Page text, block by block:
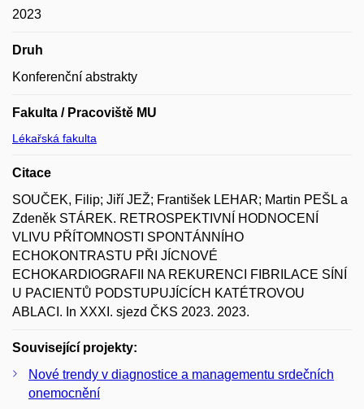
2023
Druh
Konferenční abstrakty
Fakulta / Pracoviště MU
Lékařská fakulta
Citace
SOUČEK, Filip; Jiří JEŽ; František LEHAR; Martin PEŠL a
Zdeněk STÁREK. RETROSPEKTIVNÍ HODNOCENÍ
VLIVU PŘÍTOMNOSTI SPONTÁNNÍHO
ECHOKONTRASTU PŘI JÍCNOVÉ
ECHOKARDIOGRAFII NA REKURENCI FIBRILACE SÍNÍ
U PACIENTŮ PODSTUPUJÍCÍCH KATÉTROVOU
ABLACI. In XXXI. sjezd ČKS 2023. 2023.
Související projekty:
Nové trendy v diagnostice a managementu srdečních
onemocnění